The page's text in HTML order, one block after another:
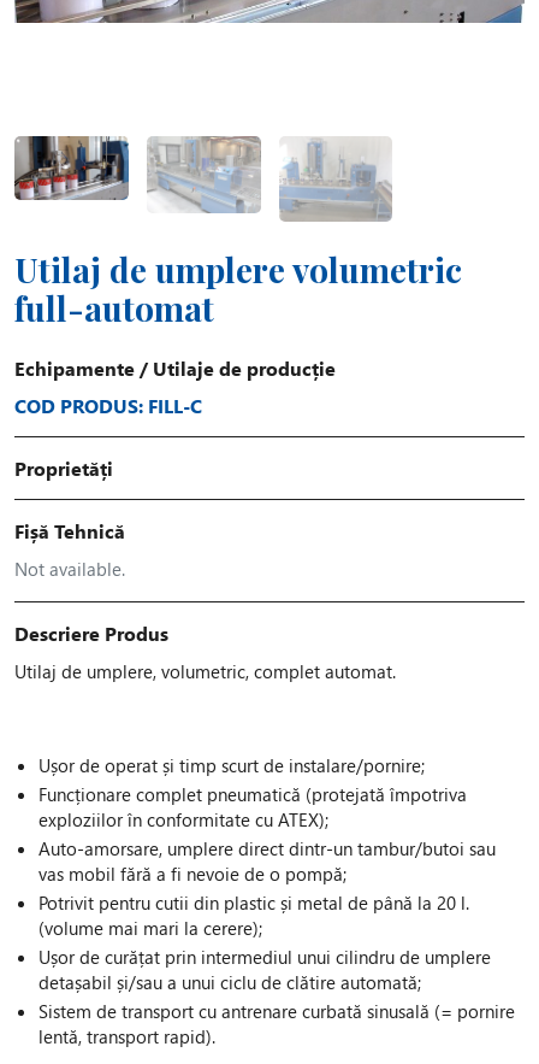
Utilaj de umplere volumetric
full-automat
Echipamente / Utilaje de producție
COD PRODUS: FILL-C
Proprietăți
Fișă Tehnică
Not available.
Descriere Produs
Utilaj de umplere, volumetric, complet automat.
Ușor de operat și timp scurt de instalare/pornire;
Funcționare complet pneumatică (protejată împotriva
exploziilor în conformitate cu ATEX);
Auto-amorsare, umplere direct dintr-un tambur/butoi sau
vas mobil fără a fi nevoie de o pompă;
Potrivit pentru cutii din plastic și metal de până la 20 l.
(volume mai mari la cerere);
Ușor de curățat prin intermediul unui cilindru de umplere
detașabil și/sau a unui ciclu de clătire automată;
Sistem de transport cu antrenare curbată sinusală (= pornire
lentă, transport rapid).